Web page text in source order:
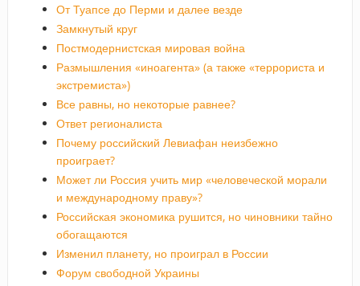
От Туапсе до Перми и далее везде
Замкнутый круг
Постмодернистская мировая война
Размышления «иноагента» (а также «террориста и
экстремиста»)
Все равны, но некоторые равнее?
Ответ регионалиста
Почему российский Левиафан неизбежно
проиграет?
Может ли Россия учить мир «человеческой морали
и международному праву»?
Российская экономика рушится, но чиновники тайно
обогащаются
Изменил планету, но проиграл в России
Форум свободной Украины